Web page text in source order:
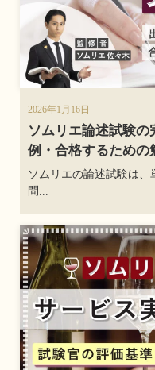
2026年1月16日
ソムリエ論述試験
例・合格するための
ソムリエの論述試験は
問...